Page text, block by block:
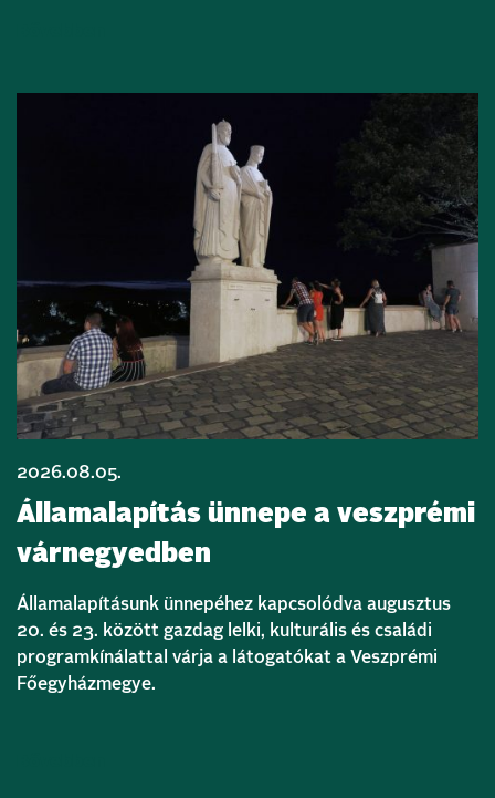
2026.08.05.
Államalapítás ünnepe a veszprémi
várnegyedben
Államalapításunk ünnepéhez kapcsolódva augusztus
20. és 23. között gazdag lelki, kulturális és családi
programkínálattal várja a látogatókat a Veszprémi
Főegyházmegye.